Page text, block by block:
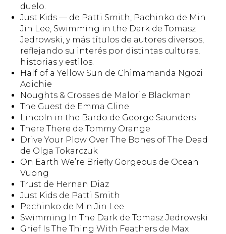
duelo.
Just Kids — de Patti Smith, Pachinko de Min
Jin Lee, Swimming in the Dark de Tomasz
Jedrowski, y más títulos de autores diversos,
reflejando su interés por distintas culturas,
historias y estilos.
Half of a Yellow Sun de Chimamanda Ngozi
Adichie
Noughts & Crosses de Malorie Blackman
The Guest de Emma Cline
Lincoln in the Bardo de George Saunders
There There de Tommy Orange
Drive Your Plow Over The Bones of The Dead
de Olga Tokarczuk
On Earth We’re Briefly Gorgeous de Ocean
Vuong
Trust de Hernan Diaz
Just Kids de Patti Smith
Pachinko de Min Jin Lee
Swimming In The Dark de Tomasz Jedrowski
Grief Is The Thing With Feathers de Max